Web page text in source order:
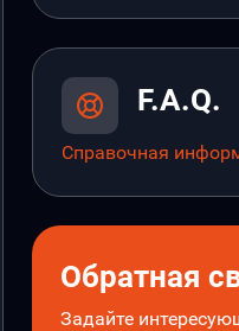
F.A.Q.
Справочная
Обратная
Задайте